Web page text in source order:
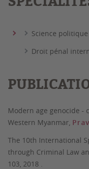
Science politique
Droit pénal
Modern age genocide -
Western Myanmar,
The 10th International
through Criminal Law
103, 2018 .